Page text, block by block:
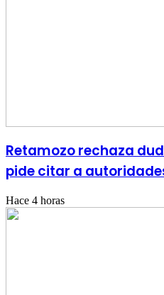
Retamozo rechaza
pide citar a
Hace 4 horas